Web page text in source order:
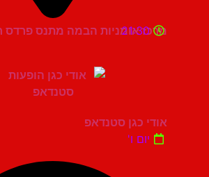
מרכז אומניות הבמה מתנס פרדס חנה
21:30
אודי כגן סטנדאפ
יום ו'